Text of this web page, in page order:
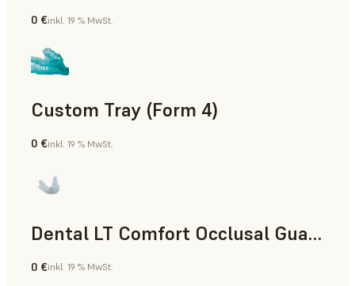
Standard
0 €inkl. 19 % MwSt.
Custom Tray (Form 4)
Zahnmedizin
0 €inkl. 19 % MwSt.
Dental LT Comfort Occlusal Guard (Form 4)
Zahnmedizin
0 €inkl. 19 % MwSt.